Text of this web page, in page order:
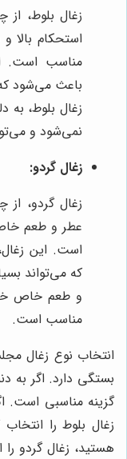
زغال بلوط،
استحکام بالا
مناسب است.
باعث می‌شود
زغال بلوط، به
نمی‌شود و
زغال گردو:
زغال گردو،
عطر و طعم
است. این
که می‌تواند
و طعم خاص
مناسب است.
انتخاب نوع زغال
بستگی دارد. اگر به
گزینه مناسبی است.
زغال بلوط را
هستید، زغال گردو را